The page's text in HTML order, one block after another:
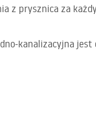
z prysznica za
kanalizacyjna